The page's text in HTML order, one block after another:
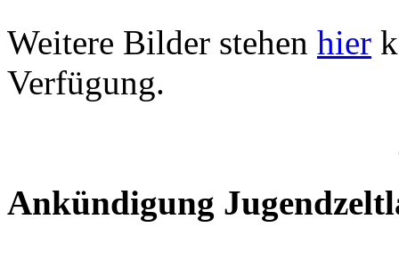
Weitere Bilder stehen hier
Verfügung.
Ankündigung